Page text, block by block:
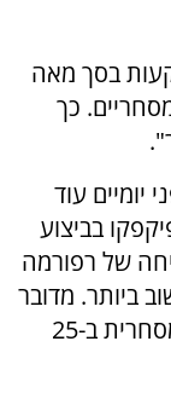
בסך מאה
כך
לפני יומיים עוד
בביצוע
של רפורמה
ביותר. מדובר
ברגע היסטורי חשוב ביותר בטלוויזיה המסחרית ב-25